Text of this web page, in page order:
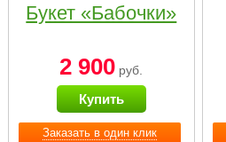
Заказать в один клик
Букет «Бабочки»
2 900 руб.
Купить